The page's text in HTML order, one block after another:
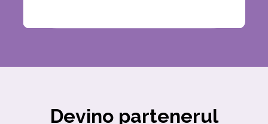
Devino partenerul